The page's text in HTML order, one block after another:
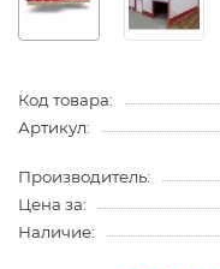
Код товара:
Артикул:
Производитель:
Цена за:
Наличие: